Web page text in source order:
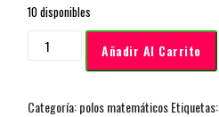
10 disponibles
Añadir Al Carrito
Categoría:polos matemáticosEtiquetas: